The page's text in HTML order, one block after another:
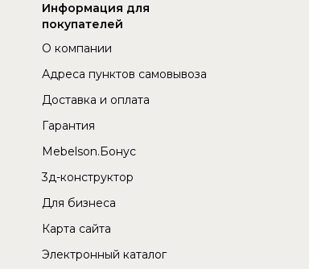
Информация для
покупателей
О компании
Адреса пунктов самовывоза
Доставка и оплата
Гарантия
Mebelson.Бонус
3д-конструктор
Для бизнеса
Карта сайта
Электронный каталог